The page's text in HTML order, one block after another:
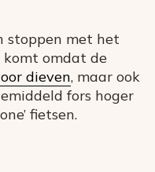
stoppen met het
komt omdat de
dieven, maar ook
fors hoger
fietsen.